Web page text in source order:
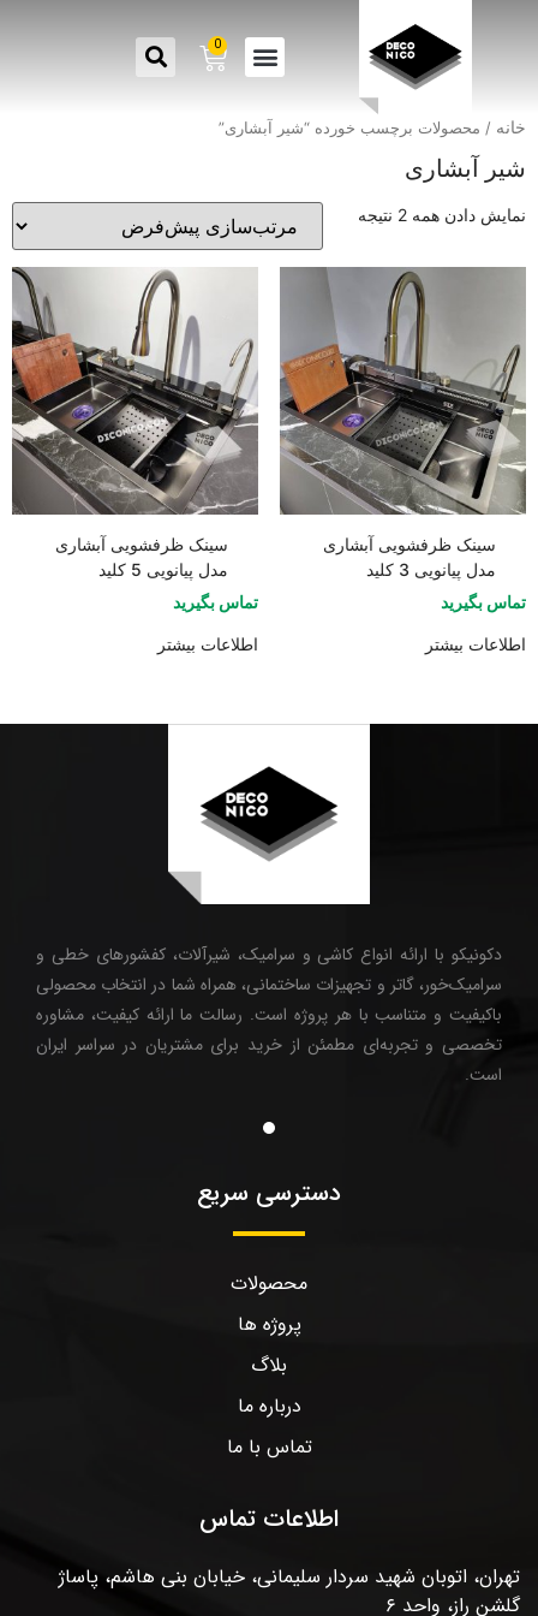
0
خانه / محصولات برچسب خورده “شیر آبشاری”
شیر آبشاری
نمایش دادن همه 2 نتیجه
سینک ظرفشویی آبشاری
مدل پیانویی 3 کلید
تماس بگیرید
اطلاعات بیشتر
سینک ظرفشویی آبشاری
مدل پیانویی 5 کلید
تماس بگیرید
اطلاعات بیشتر
دکونیکو با ارائه انواع کاشی و سرامیک، شیرآلات، کفشورهای خطی و
سرامیک‌خور، گاتر و تجهیزات ساختمانی، همراه شما در انتخاب محصولی
باکیفیت و متناسب با هر پروژه است. رسالت ما ارائه کیفیت، مشاوره
تخصصی و تجربه‌ای مطمئن از خرید برای مشتریان در سراسر ایران
است.
دسترسی سریع
محصولات
پروژه ها
بلاگ
درباره ما
تماس با ما
اطلاعات تماس
تهران، اتوبان شهید سردار سلیمانی، خیابان بنی هاشم، پاساژ
گلشن راز، واحد ۶